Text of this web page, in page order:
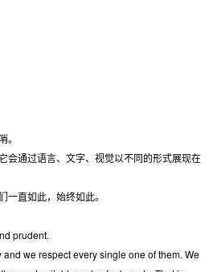
会通过语言、文字、视觉以不同的形式展现在
一直如此，始终如此。
prudent.
we respect every single one of them. We